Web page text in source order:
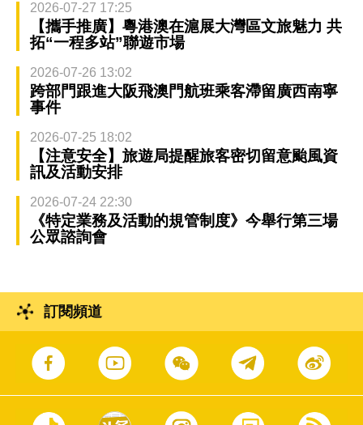
2026-07-27 17:25
【攜手推廣】粵港澳在滬展大灣區文旅魅力 共
拓“一程多站”聯遊市場
2026-07-26 13:02
跨部門跟進大阪飛澳門航班乘客滯留廣西南寧
事件
2026-07-25 18:02
【注意安全】旅遊局提醒旅客密切留意颱風資
訊及活動安排
2026-07-24 22:30
《特定業務及活動的規管制度》今舉行第三場
公眾諮詢會
訂閱頻道